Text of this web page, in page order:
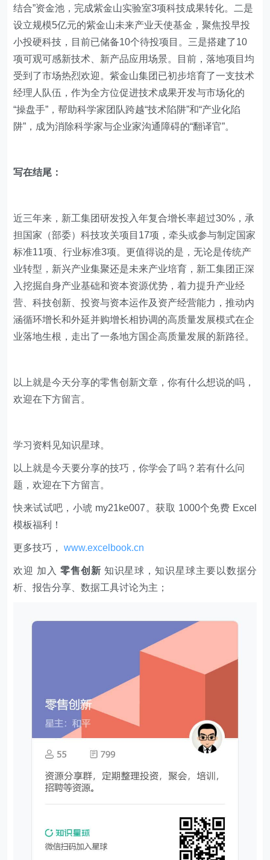
结合”资金池，完成紫金山实验室3项科技成果转化。二是
设立规模5亿元的紫金山未来产业天使基金，聚焦投早投
小投硬科技，目前已储备10个待投项目。三是搭建了10
项可观可感新技术、新产品应用场景。目前，落地项目均
受到了市场热烈欢迎。紫金山集团已初步培育了一支技术
经理人队伍，作为全方位促进技术成果开发与市场化的
“操盘手”，帮助科学家团队跨越“技术陷阱”和“产业化陷
阱”，成为消除科学家与企业家沟通障碍的“翻译官”。
写在结尾：
近三年来，新工集团研发投入年复合增长率超过30%，承
担国家（部委）科技攻关项目17项，牵头或参与制定国家
标准11项、行业标准3项。更值得说的是，无论是传统产
业转型，新兴产业集聚还是未来产业培育，新工集团正深
入挖掘自身产业基础和资本资源优势，着力提升产业经
营、科技创新、投资与资本运作及资产经营能力，推动内
涵循环增长和外延并购增长相协调的高质量发展模式在企
业落地生根，走出了一条地方国企高质量发展的新路径。
以上就是今天分享的零售创新文章，你有什么想说的吗，
欢迎在下方留言。
学习资料见知识星球。
以上就是今天要分享的技巧，你学会了吗？若有什么问
题，欢迎在下方留言。
快来试试吧，小琥 my21ke007。获取 1000个免费 Excel
模板福利​​​​！
更多技巧，www.excelbook.cn
欢迎 加入 零售创新 知识星球，知识星球主要以数据分
析、报告分享、数据工具讨论为主；